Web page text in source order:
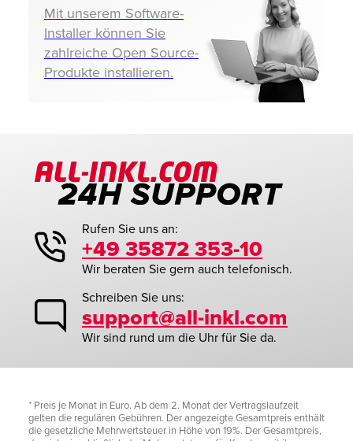
Mit unserem Software-
Installer können Sie
zahlreiche Open Source-
Produkte installieren.
Rufen Sie uns an:
+49 35872 353-10
Wir beraten Sie gern auch telefonisch.
Schreiben Sie uns:
support@all-inkl.com
Wir sind rund um die Uhr für Sie da.
* Preis je Monat in Euro. Ab dem 2. Monat der Vertragslaufzeit
gelten die regulären Gebühren. Der angezeigte Gesamtpreis enthält
die gesetzliche Mehrwertsteuer in Höhe von 19%. Der Gesamtpreis,